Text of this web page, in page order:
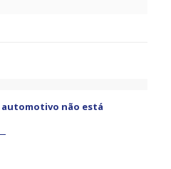
automotivo não está